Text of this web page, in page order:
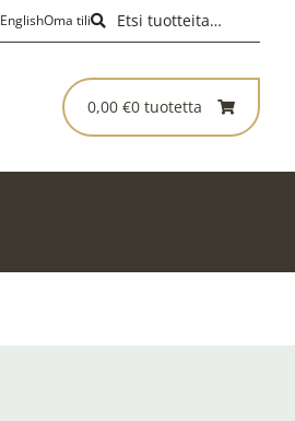
EnglishOma tiliEtsi:
Haku
0,00 €0 tuotetta